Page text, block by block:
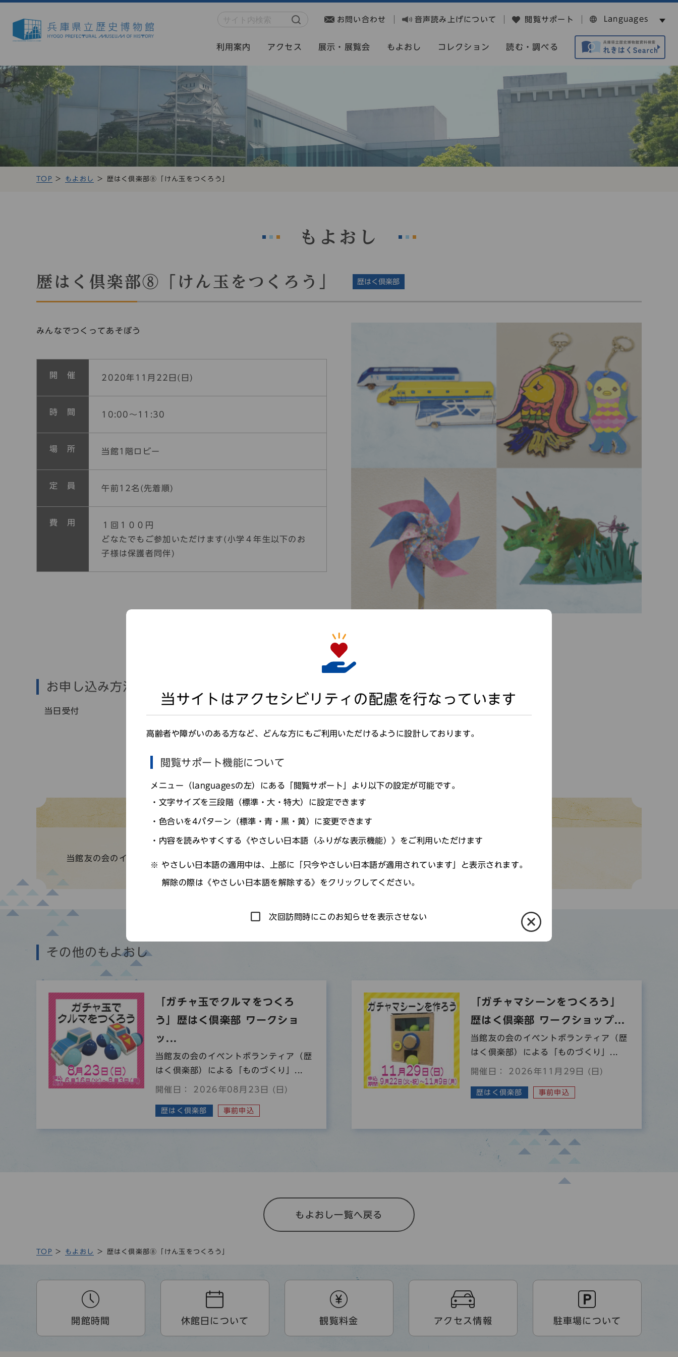
お問い合わせ 音声読み上げについて 閲覧サポート Languages
利用案内 アクセス 展示・展覧会 もよおし コレクション 読む・調べる
TOP もよおし 歴はく倶楽部⑧「けん玉をつくろう」
もよおし
歴はく倶楽部⑧「けん玉をつくろう」 歴はく倶楽部
みんなでつくってあそぼう
開 催 2020年11月22日(日)
時 間 10:00～11:30
場 所 当館1階ロビー
定 員 午前12名(先着順)
費 用
１回１００円
どなたでもご参加いただけます(小学４年生以下のお
子様は保護者同伴)
お申し込み方法
当日受付
当館友の会のイベントボランティアによる「ものづくり」講座です。子どもから大人まで、どなたでもご参加いただけます。
その他のもよおし
「ガチャ玉でクルマをつくろ
う」歴はく倶楽部 ワークショ
ッ...
当館友の会のイベントボランティア（歴
はく倶楽部）による「ものづくり」...
開催日： 2026年08月23日 (日)
歴はく倶楽部 事前申込
「ガチャマシーンをつくろう」
歴はく倶楽部 ワークショップ...
当館友の会のイベントボランティア（歴
はく倶楽部）による「ものづくり」...
開催日： 2026年11月29日 (日)
歴はく倶楽部 事前申込
もよおし一覧へ戻る
TOP もよおし 歴はく倶楽部⑧「けん玉をつくろう」
開館時間 休館日について 観覧料金 アクセス情報 駐車場について
当サイトはアクセシビリティの配慮を行なっています
高齢者や障がいのある方など、どんな方にもご利用いただけるように設計しております。
閲覧サポート機能について
メニュー（languagesの左）にある「閲覧サポート」より以下の設定が可能です。
文字サイズを三段階（標準・大・特大）に設定できます
色合いを4パターン（標準・青・黒・黄）に変更できます
内容を読みやすくする《やさしい日本語（ふりがな表示機能）》をご利用いただけます
やさしい日本語の適用中は、上部に「只今やさしい日本語が適用されています」と表示されます。
解除の際は《やさしい日本語を解除する》をクリックしてください。
次回訪問時にこのお知らせを表示させない